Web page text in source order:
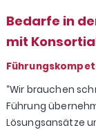
Bedarfe in
mit
“Wir brauchen
Führung
Lösungsansätze